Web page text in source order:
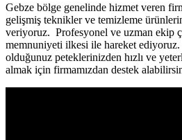
Gebze bölge genelinde hizmet veren
gelişmiş teknikler ve temizleme
veriyoruz. Profesyonel ve uzman ekip
memnuniyeti ilkesi ile hareket
olduğunuz peteklerinizden hızlı ve
almak için firmamızdan destek